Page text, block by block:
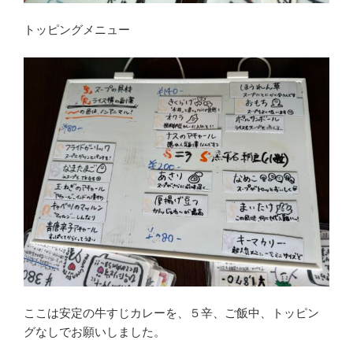
トッピングメニュー
ここは安定の牛すじカレーを、５辛、ご飯中、トッピン
グなしでお願いしました。